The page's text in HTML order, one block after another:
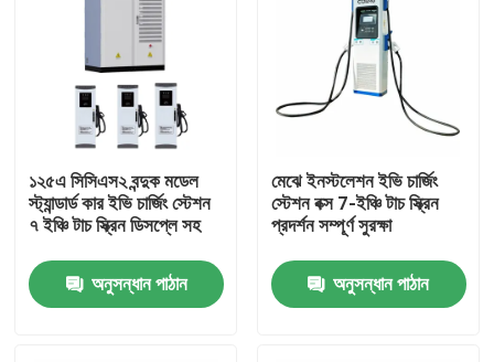
১২৫এ সিসিএস২ বন্দুক মডেল
স্ট্যান্ডার্ড কার ইভি চার্জিং স্টেশন
৭ ইঞ্চি টাচ স্ক্রিন ডিসপ্লে সহ
অনুসন্ধান পাঠান
মেঝে ইনস্টলেশন ইভি চার্জিং
স্টেশন বক্স 7-ইঞ্চি টাচ স্ক্রিন
প্রদর্শন সম্পূর্ণ সুরক্ষা
অনুসন্ধান পাঠান